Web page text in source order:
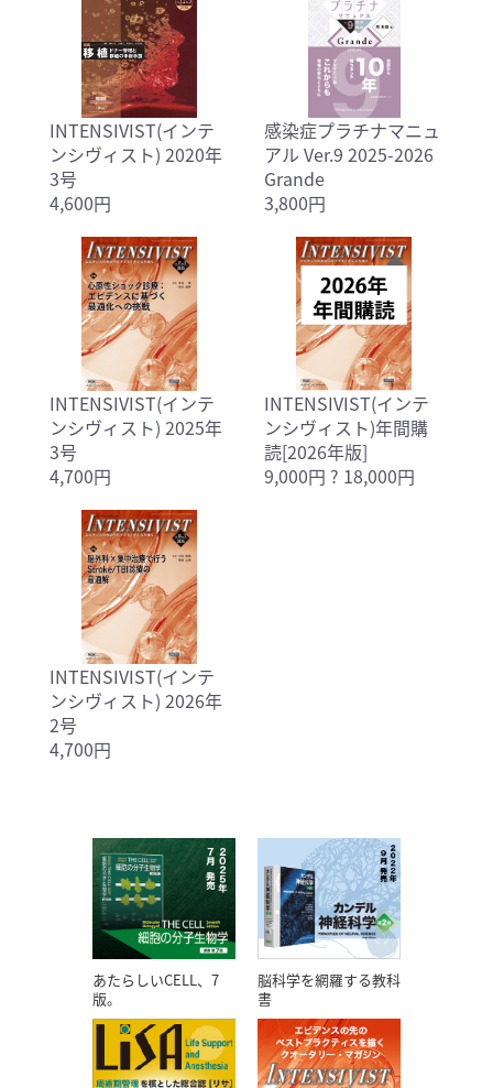
INTENSIVIST(インテ
ンシヴィスト) 2020年
3号
4,600円
感染症プラチナマニュ
アル Ver.9 2025-2026
Grande
3,800円
INTENSIVIST(インテ
ンシヴィスト) 2025年
3号
4,700円
INTENSIVIST(インテ
ンシヴィスト)年間購
読[2026年版]
9,000円 ? 18,000円
INTENSIVIST(インテ
ンシヴィスト) 2026年
2号
4,700円
あたらしいCELL、7
版。
脳科学を網羅する教科
書